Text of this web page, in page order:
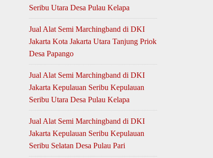
Seribu Utara Desa Pulau Kelapa
Jual Alat Semi Marchingband di DKI
Jakarta Kota Jakarta Utara Tanjung Priok
Desa Papango
Jual Alat Semi Marchingband di DKI
Jakarta Kepulauan Seribu Kepulauan
Seribu Utara Desa Pulau Kelapa
Jual Alat Semi Marchingband di DKI
Jakarta Kepulauan Seribu Kepulauan
Seribu Selatan Desa Pulau Pari